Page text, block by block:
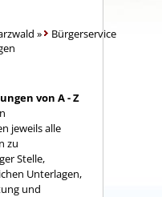
»
Bürgerservice
von A - Z
jeweils alle
zu
Stelle,
Unterlagen,
und